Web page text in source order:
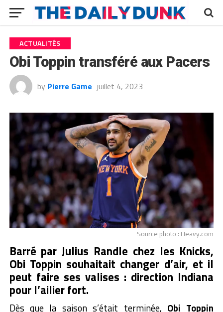
ACTUALITÉS
Obi Toppin transféré aux Pacers
by Pierre Game juillet 4, 2023
Source photo : Heavy.com
Barré par Julius Randle chez les Knicks,
Obi Toppin souhaitait changer d’air, et il
peut faire ses valises : direction Indiana
pour l’ailier fort.
Dès que la saison s’était terminée, Obi Toppin